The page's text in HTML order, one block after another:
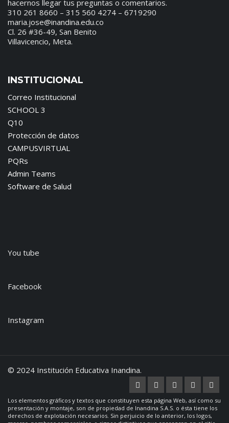
hacernos llegar tus preguntas o comentarios.
310 261 8660 – 315 560 4274 – 6719290
maria.jose@inandina.edu.co
Cl. 26 #36-49, San Benito
Villavicencio, Meta.
INSTITUCIONAL
Correo Institucional
SCHOOL 3
Q10
Protección de datos
CAMPUSVIRTUAL
PQRs
Admin Teams
Software de Salud
You tube
Facebook
Instagram
© 2024 Institución Educativa Inandina.
Los elementos gráficos y textos que constituyen esta página Web, así como su
presentación y montaje, son de propiedad de Inandina S.A.S. o ésta tiene los
derechos de explotación necesarios. Sin perjuicio de lo anterior, los logos,